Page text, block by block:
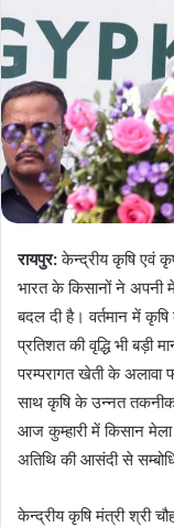
रायपुर:केन्द्रीय कृषि एवं
भारत के किसानों ने अपनी
बदल दी है। वर्तमान में
प्रतिशत की वृद्धि भी बड़ी
परम्परागत खेती के
साथ कृषि के उन्नत तकनीक
आज कुम्हारी में किसान
अतिथि की आसंदी से
केन्द्रीय कृषि मंत्री श्री